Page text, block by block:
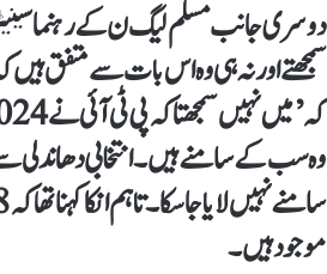
دوسری جانب مسلم لیگ ن کے رہنما
سمجھتے اور نہ ہی وہ اس بات سے متفق
وہ سب کے سامنے ہیں۔ انتخابی دھاندلی
موجود ہیں۔